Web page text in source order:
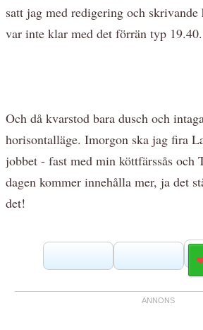
satt jag med redigering och skrivande
var inte klar med det förrän typ 19.40.
Och då kvarstod bara dusch och
horisontalläge. Imorgon ska jag fira
jobbet - fast med min köttfärssås och
dagen kommer innehålla mer, ja det
det!